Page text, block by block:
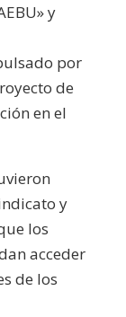
y
por
de
en el
y
los
acceder
de los